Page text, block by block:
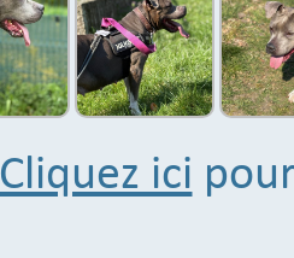
Cliquez ici